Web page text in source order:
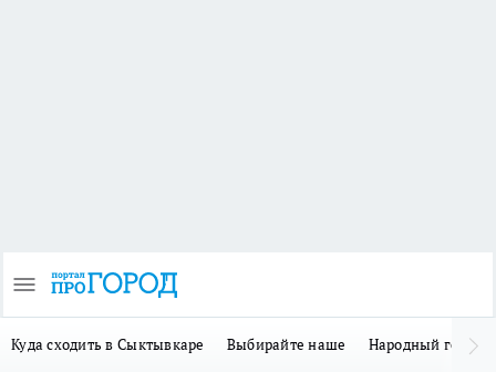
Куда сходить в Сыктывкаре Выбирайте наше Народный герой